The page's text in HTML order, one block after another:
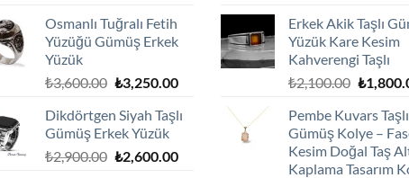
₺2,100.00.
₺1,800.00.
Osmanlı Tuğralı Fetih
Yüzüğü Gümüş Erkek
Yüzük
₺3,600.00 Orijinal
₺3,600.00.
₺3,250.00Şu
fiyat:
₺3,250.00.
Dikdörtgen Siyah Taşlı
Gümüş Erkek Yüzük
₺2,900.00 Orijinal
₺2,600.00Şu
Erkek Akik Taşlı
Yüzük Kare Kesim
Kahverengi Taşlı
₺2,100.00 Orijinal
₺
Pembe Kuvars Taşlı
Gümüş Kolye –
Kesim Doğal Taş
Kaplama Tasarım